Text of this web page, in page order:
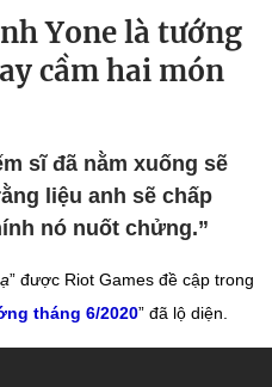
Yone là tướng
cầm hai món
sĩ đã nằm xuống sẽ
liệu anh sẽ chấp
nó nuốt chửng.”
” được Riot Games đề cập trong
tháng 6/2020” đã lộ diện.